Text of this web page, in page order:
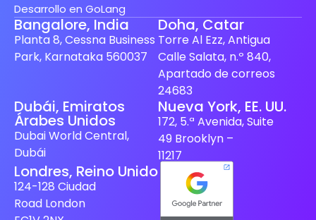
Desarrollo en GoLang
Bangalore, India
Planta 8, Cessna Business
Park, Karnataka 560037
Doha, Catar
Torre Al Ezz, Antigua
Calle Salata, n.º 840,
Apartado de correos
24683
Dubái, Emiratos
Árabes Unidos
Dubai World Central,
Dubái
Nueva York, EE. UU.
172, 5.ª Avenida, Suite
49 Brooklyn –
11217
Londres, Reino Unido
124-128 Ciudad
Road London
Japanese
Dutch
Swedish
Finnish
Spanish (Spain)